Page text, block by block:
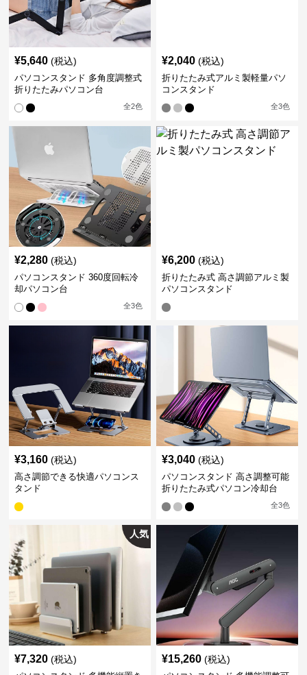
¥5,640 (税込)
パソコンスタンド 多角度調整式
折りたたみパソコン台
全2色
¥2,040 (税込)
折りたたみ式アルミ製軽量パソ
コンスタンド
全3色
¥2,280 (税込)
パソコンスタンド 360度回転冷
却パソコン台
全3色
¥6,200 (税込)
折りたたみ式 高さ調節アルミ製
パソコンスタンド
¥3,160 (税込)
高さ調節できる快適パソコンス
タンド
¥3,040 (税込)
パソコンスタンド 高さ調整可能
折りたたみ式パソコン冷却台
全3色
人気
¥7,320 (税込) ¥15,260 (税込)